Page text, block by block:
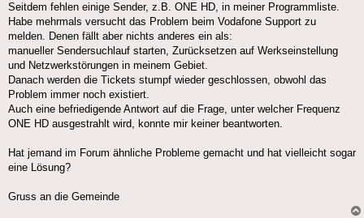
Seitdem fehlen einige Sender, z.B. ONE HD, in meiner Programmliste.
Habe mehrmals versucht das Problem beim Vodafone Support zu
melden. Denen fällt aber nichts anderes ein als:
manueller Sendersuchlauf starten, Zurücksetzen auf Werkseinstellung
und Netzwerkstörungen in meinem Gebiet.
Danach werden die Tickets stumpf wieder geschlossen, obwohl das
Problem immer noch existiert.
Auch eine befriedigende Antwort auf die Frage, unter welcher Frequenz
ONE HD ausgestrahlt wird, konnte mir keiner beantworten.
Hat jemand im Forum ähnliche Probleme gemacht und hat vielleicht sogar
eine Lösung?
Gruss an die Gemeinde